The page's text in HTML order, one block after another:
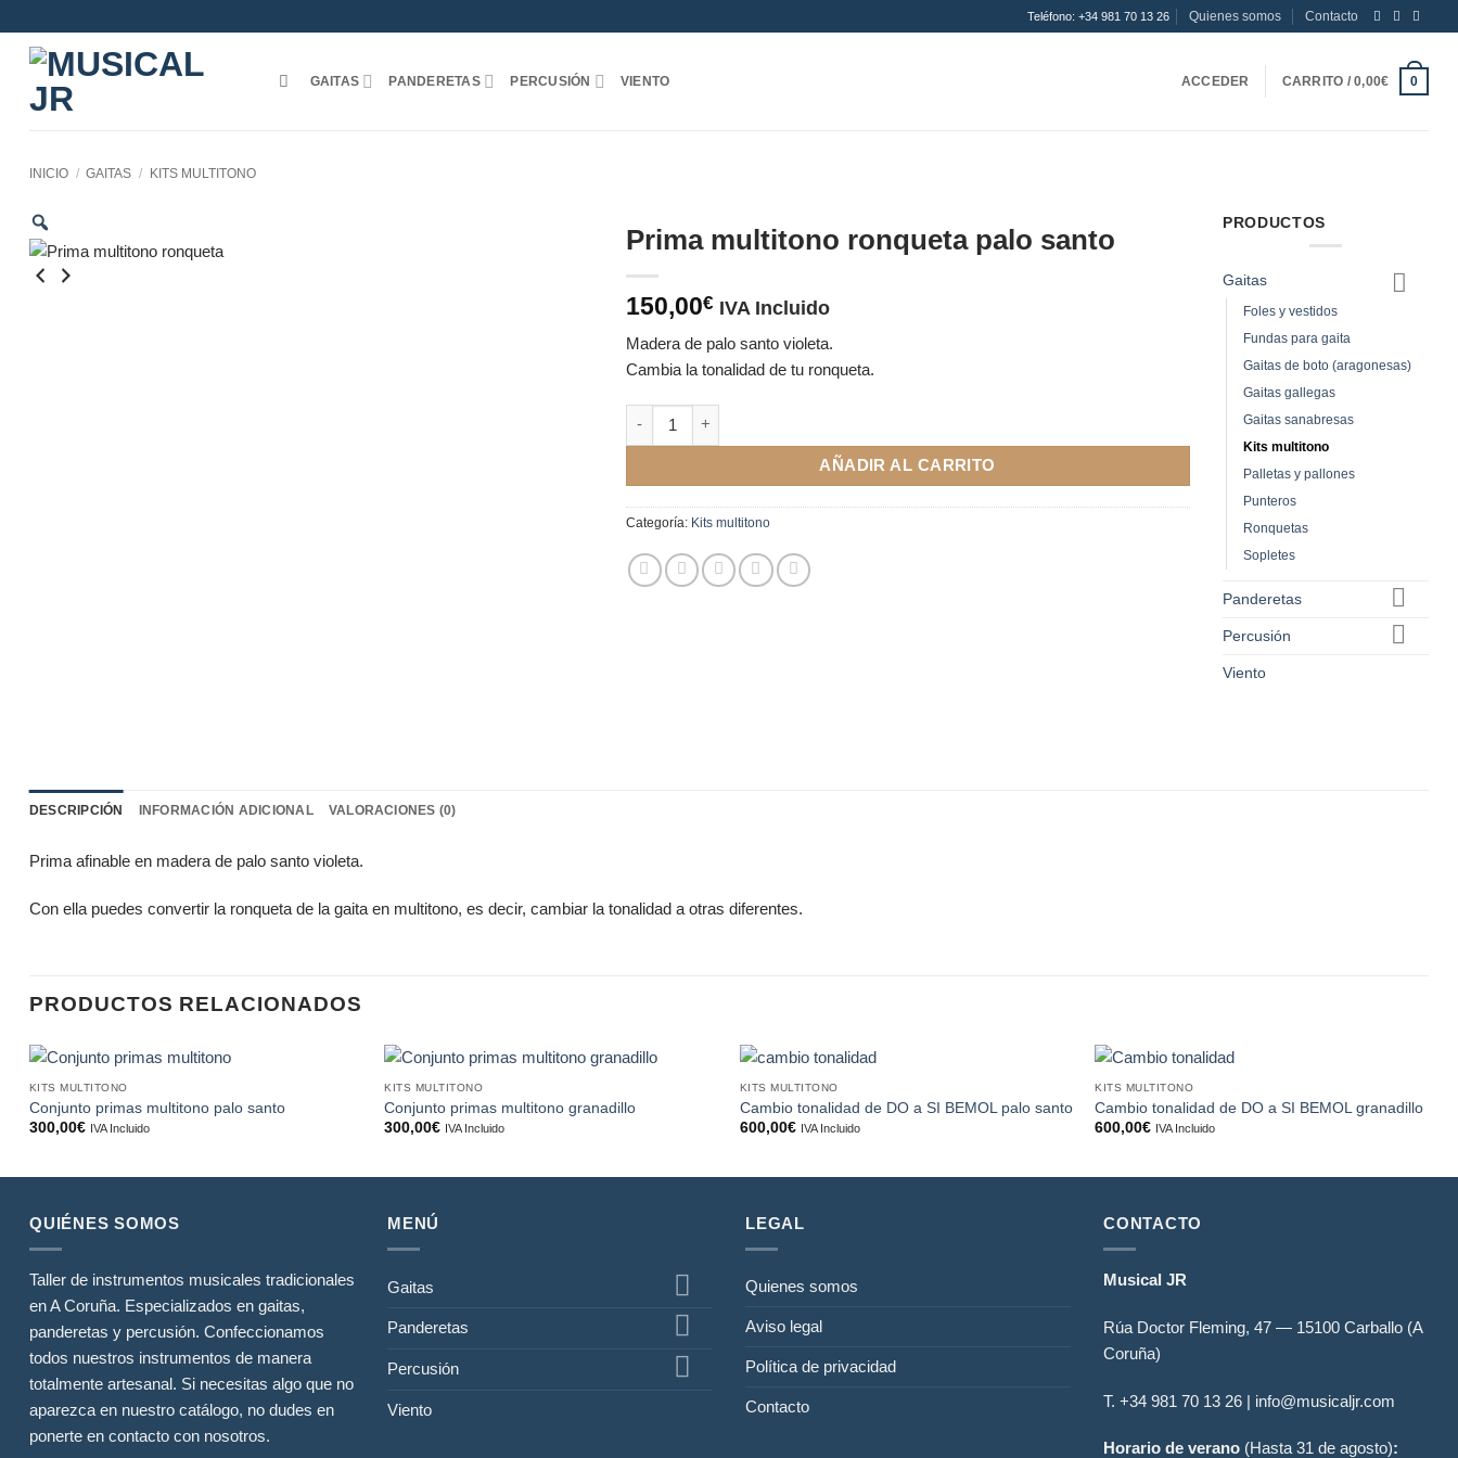
al
contenido
Teléfono: +34 981 70 13 26 Quienes somos Contacto
GAITAS PANDERETAS PERCUSIÓN VIENTO ACCEDER CARRITO /0,00€ 0
INICIO / GAITAS / KITS MULTITONO
Prima multitono ronqueta palo santo
150,00€ IVA Incluido
Madera de palo santo violeta.
Cambia la tonalidad de tu ronqueta.
AÑADIR AL CARRITO
Categoría: Kits multitono
PRODUCTOS
Gaitas
Foles y vestidos
Fundas para gaita
Gaitas de boto (aragonesas)
Gaitas gallegas
Gaitas sanabresas
Kits multitono
Palletas y pallones
Punteros
Ronquetas
Sopletes
Panderetas
Percusión
Viento
DESCRIPCIÓN INFORMACIÓN ADICIONAL VALORACIONES (0)
Prima afinable en madera de palo santo violeta.
Con ella puedes convertir la ronqueta de la gaita en multitono, es decir, cambiar la tonalidad a otras diferentes.
PRODUCTOS RELACIONADOS
KITS MULTITONO
Conjunto primas multitono palo santo
300,00€ IVA Incluido
KITS MULTITONO
Conjunto primas multitono granadillo
300,00€ IVA Incluido
Añadir
a la
KITS MULTITONO
Cambio tonalidad de DO a SI BEMOL palo santo
600,00€ IVA Incluido
Añadir
a la
KITS MULTITONO
Cambio tonalidad de DO a SI BEMOL granadillo
600,00€ IVA Incluido
QUIÉNES SOMOS
Taller de instrumentos musicales tradicionales
en A Coruña. Especializados en gaitas,
panderetas y percusión. Confeccionamos
todos nuestros instrumentos de manera
totalmente artesanal. Si necesitas algo que no
aparezca en nuestro catálogo, no dudes en
ponerte en contacto con nosotros.
MENÚ
Gaitas
Panderetas
Percusión
Viento
LEGAL
Quienes somos
Aviso legal
Política de privacidad
Contacto
CONTACTO
Musical JR
Rúa Doctor Fleming, 47 — 15100 Carballo (A
Coruña)
T. +34 981 70 13 26 | info@musicaljr.com
Horario de verano (Hasta 31 de agosto):